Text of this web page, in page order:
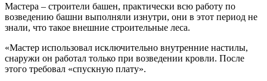
Мастера – строители башен, практически всю работу по
возведению башни выполняли изнутри, они в этот период не
знали, что такое внешние строительные леса.
«Мастер использовал исключительно внутренние настилы,
снаружи он работал только при возведении кровли. После
этого требовал «спускную плату».